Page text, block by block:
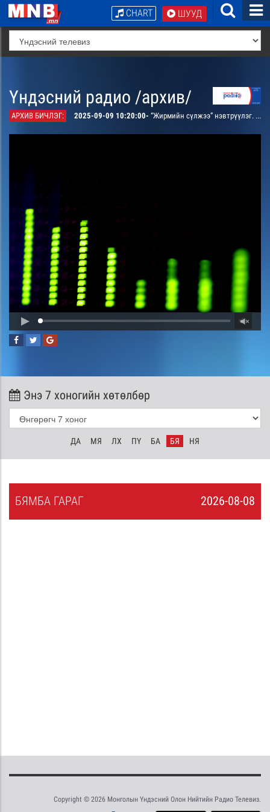
ШУУД
CHART
Үндэсний радио /архив/
АРХИВ БИЧЛЭГ: 2025-09-09 10:20:00- “Жирмийн сүлжээ” нэвтрүүлэг. “Төрсөн өдрийн бэлэг” хүүхдийн зохиол сонсгоно /давтана/
Энэ 7 хоногийн хөтөлбөр
ДА МЯ ЛХ ПҮ БА БЯ НЯ
2026-08-08
БЯМБА ГАРАГ
Copyright © 2026 Монголын Үндэсний Олон Нийтийн Радио Телевиз.